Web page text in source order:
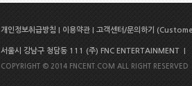
개인정보취급방침 이용약관 고객센터/문의하기
서울시 강남구 청담동 111 (주) FNC
COPYRIGHT © 2014 FNCENT.COM ALL RIGHT RESERVED